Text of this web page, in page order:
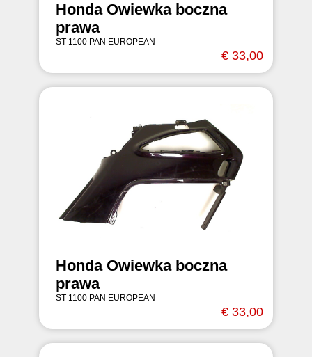
Honda Owiewka boczna
prawa
ST 1100 PAN EUROPEAN
€ 33,00
Honda Owiewka boczna
prawa
ST 1100 PAN EUROPEAN
€ 33,00